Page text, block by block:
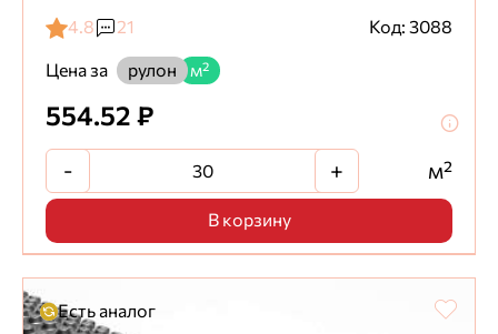
4.8
21
Код: 3088
Цена за
рулон м²
554.52 ₽
- + м²
В корзину
Есть аналог